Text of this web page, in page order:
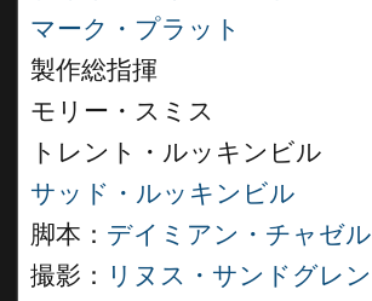
マーク・プラット
製作総指揮
モリー・スミス
トレント・ルッキンビル
サッド・ルッキンビル
脚本： デイミアン・チャゼル
撮影： リヌス・サンドグレン